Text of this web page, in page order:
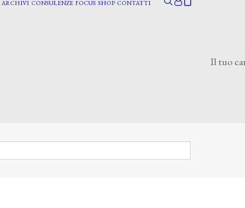
ARCHIVI CONSULENZE FOCUS SHOP CONTATTI
Il tuo